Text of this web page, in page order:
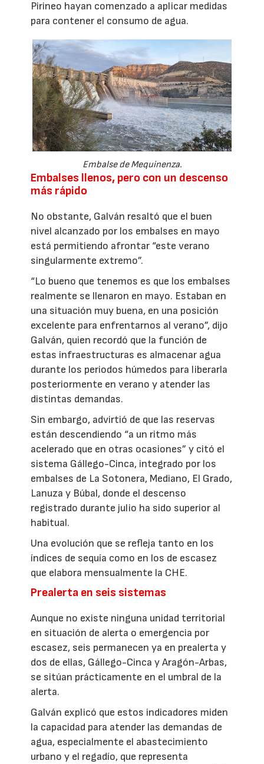
Pirineo hayan comenzado a aplicar medidas
para contener el consumo de agua.
Embalse de Mequinenza.
Embalses llenos, pero con un descenso
más rápido
No obstante, Galván resaltó que el buen
nivel alcanzado por los embalses en mayo
está permitiendo afrontar “este verano
singularmente extremo”.
“Lo bueno que tenemos es que los embalses
realmente se llenaron en mayo. Estaban en
una situación muy buena, en una posición
excelente para enfrentarnos al verano”, dijo
Galván, quien recordó que la función de
estas infraestructuras es almacenar agua
durante los periodos húmedos para liberarla
posteriormente en verano y atender las
distintas demandas.
Sin embargo, advirtió de que las reservas
están descendiendo “a un ritmo más
acelerado que en otras ocasiones” y citó el
sistema Gállego-Cinca, integrado por los
embalses de La Sotonera, Mediano, El Grado,
Lanuza y Búbal, donde el descenso
registrado durante julio ha sido superior al
habitual.
Una evolución que se refleja tanto en los
índices de sequía como en los de escasez
que elabora mensualmente la CHE.
Prealerta en seis sistemas
Aunque no existe ninguna unidad territorial
en situación de alerta o emergencia por
escasez, seis permanecen ya en prealerta y
dos de ellas, Gállego-Cinca y Aragón-Arbas,
se sitúan prácticamente en el umbral de la
alerta.
Galván explicó que estos indicadores miden
la capacidad para atender las demandas de
agua, especialmente el abastecimiento
urbano y el regadío, que representa